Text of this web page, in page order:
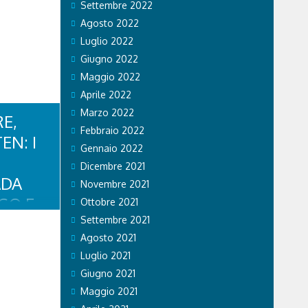
una
I
E
Settembre 2022
Agosto 2022
Luglio 2022
Giugno 2022
Maggio 2022
Aprile 2022
Marzo 2022
Febbraio 2022
Gennaio 2022
Dicembre 2021
Novembre 2021
Ottobre 2021
Settembre 2021
Agosto 2021
Luglio 2021
Giugno 2021
Maggio 2021